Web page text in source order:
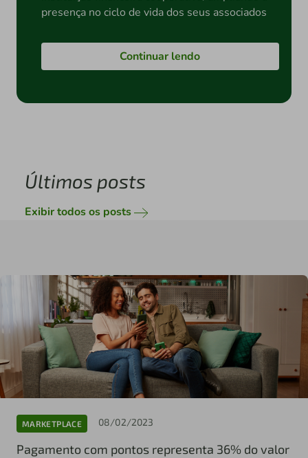
presença no ciclo de vida dos seus associados
Continuar lendo
Últimos posts
Exibir todos os posts
MARKETPLACE 08/02/2023
Pagamento com pontos representa 36% do valor